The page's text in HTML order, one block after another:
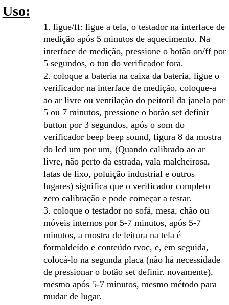
Uso:
1. ligue/ff: ligue a tela, o testador na interface de
medição após 5 minutos de aquecimento. Na
interface de medição, pressione o botão on/ff por
5 segundos, o tun do verificador fora.
2. coloque a bateria na caixa da bateria, ligue o
verificador na interface de medição, coloque-a
ao ar livre ou ventilação do peitoril da janela por
5 ou 7 minutos, pressione o botão set definir
button por 3 segundos, após o som do
verificador beep beep sound, figura 8 da mostra
do lcd um por um, (Quando calibrado ao ar
livre, não perto da estrada, vala malcheirosa,
latas de lixo, poluição industrial e outros
lugares) significa que o verificador completo
zero calibração e pode começar a testar.
3. coloque o testador no sofá, mesa, chão ou
móveis internos por 5-7 minutos, após 5-7
minutos, a mostra de leitura na tela é
formaldeído e conteúdo tvoc, e, em seguida,
colocá-lo na segunda placa (não há necessidade
de pressionar o botão set definir. novamente),
mesmo após 5-7 minutos, mesmo método para
mudar de lugar.